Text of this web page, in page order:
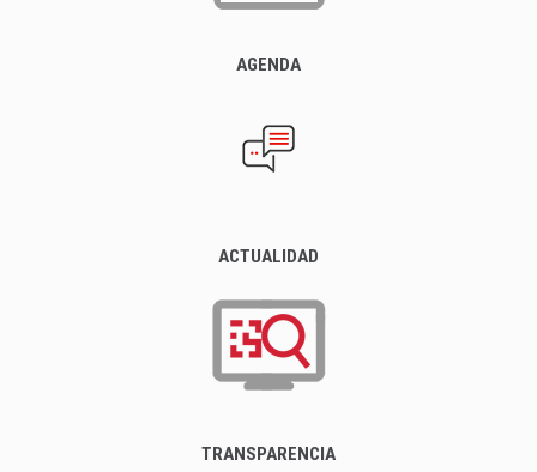
AGENDA
ACTUALIDAD
TRANSPARENCIA